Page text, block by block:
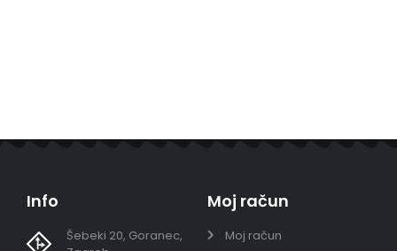
Info
Šebeki 20, Goranec,
Moj račun
Moj račun